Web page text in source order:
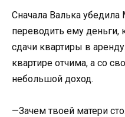
Сначала Валька
переводить ему деньги,
сдачи квартиры в
квартире отчима, а со
небольшой доход.
—Зачем твоей матери